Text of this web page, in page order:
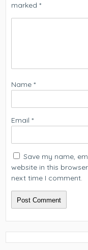
marked*
Name*
Email*
Save my name,
website in this
next time I comment.